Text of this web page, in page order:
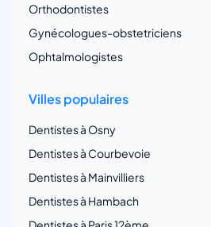
Orthodontistes
Gynécologues-obstetriciens
Ophtalmologistes
Villes populaires
Dentistes à Osny
Dentistes à Courbevoie
Dentistes à Mainvilliers
Dentistes à Hambach